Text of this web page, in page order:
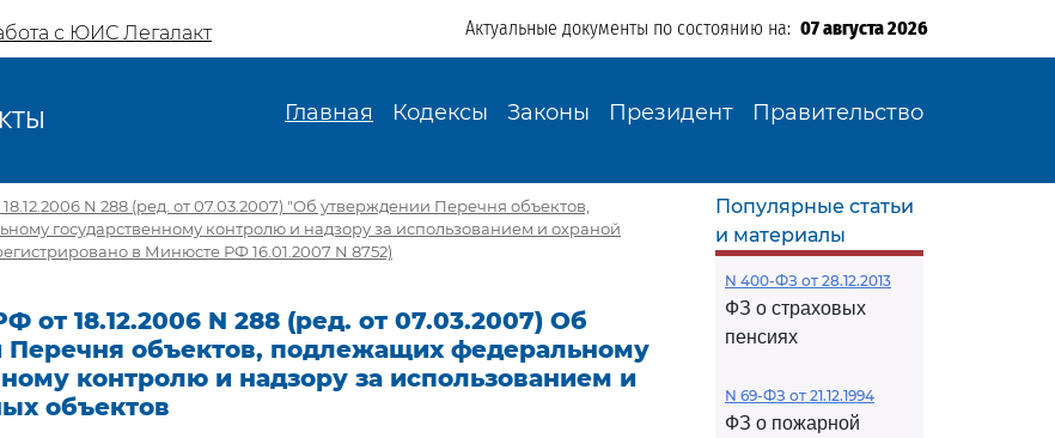
с ЮИС Легалакт Актуальные документы по состоянию на: 07 августа 2026
Главная Кодексы Законы Президент Правительство
N 288 (ред. от 07.03.2007) "Об утверждении Перечня объектов,
государственному контролю и надзору за использованием и охраной
в Минюсте РФ 16.01.2007 N 8752)
от 18.12.2006 N 288 (ред. от 07.03.2007) Об
Перечня объектов, подлежащих федеральному
контролю и надзору за использованием и
объектов
Популярные статьи
и материалы
N 400-ФЗ от 28.12.2013
ФЗ о страховых
пенсиях
N 69-ФЗ от 21.12.1994
ФЗ о пожарной